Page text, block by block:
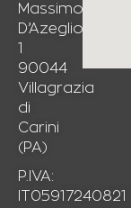
Massimo
D’Azeglio,
1
90044
Villagrazia
di
Carini
(PA)
P.IVA:
IT05917240821